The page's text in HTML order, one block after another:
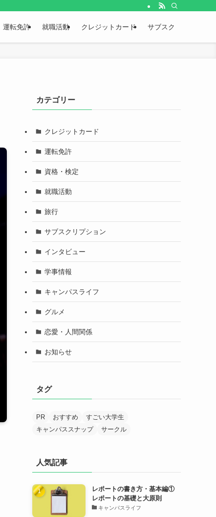
運転免許 就職活動 クレジットカード サブスク
カテゴリー
クレジットカード
運転免許
資格・検定
就職活動
旅行
サブスクリプション
インタビュー
学事情報
キャンパスライフ
グルメ
恋愛・人間関係
お知らせ
タグ
PR おすすめ
すごい大学生
キャンパススナップ
サークル
人気記事
レポートの書き方・基本編①
レポートの基礎と大原則
キャンパスライフ